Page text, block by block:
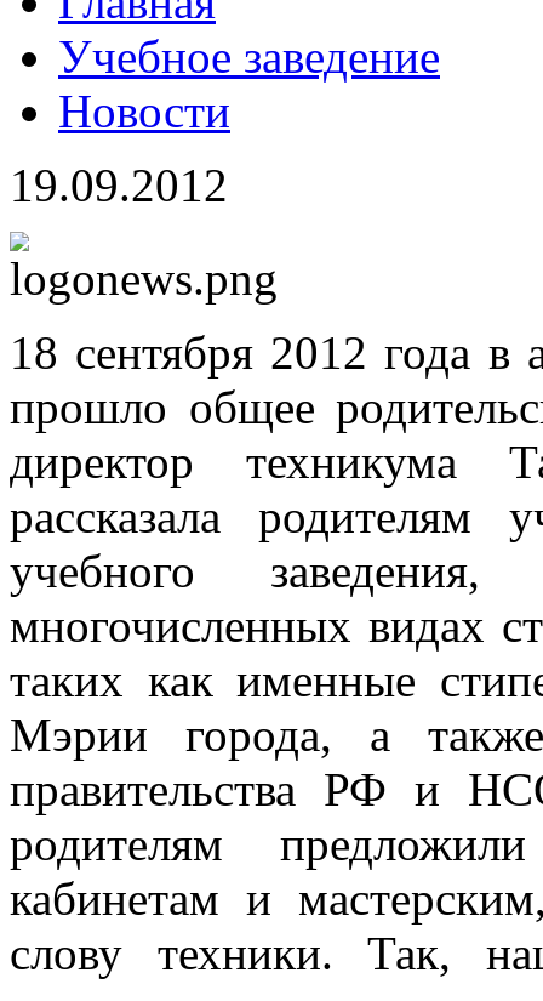
Учебное заведение
Новости
19.09.2012
18 сентября 2012 года в
прошло общее
директор техникума
рассказала
учебного
многочисленных видах
таких как именные
Мэрии города, а
правительства РФ и
родителям
кабинетам и
слову техники. Так,